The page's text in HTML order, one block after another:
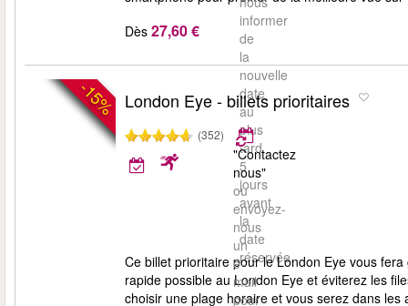
informer
de
la
nouvelle
date
au
plus
tard
5
jours
avant
la
date
réservée.
Dès 27,60 €
-15% London Eye - billets prioritaires
(352)
"Contactez
nous"
ou
envoyez-
nous
un
e-
mail
pour
Ce billet prioritaire pour le London Eye vous
rapide possible au London Eye et éviterez les
choisir une plage horaire et vous serez dans